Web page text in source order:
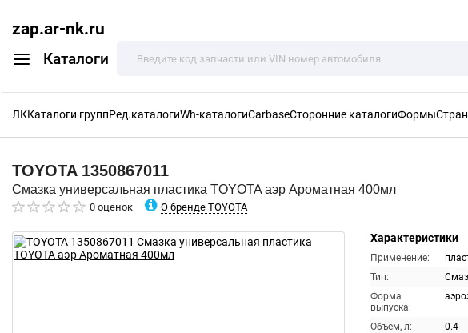
zap.ar-nk.ru
Каталоги
ЛККаталоги группРед.каталогиWh-каталогиCarbaseСторонние каталогиФормы
TOYOTA 1350867011
Смазка универсальная пластика TOYOTA аэр Ароматная 400мл
0 оценок О бренде TOYOTA
Характеристики
Применение:
Тип:
Форма
выпуска:
Объём, л:
0.4